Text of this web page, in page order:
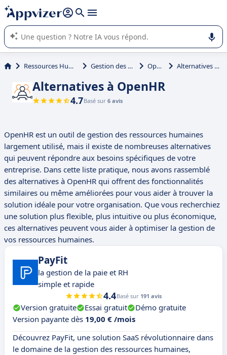
répondre (plusieurs lignes avec
L'IA de Appvizer vous guide dans l'utilisation ou la sélection de
logiciel SaaS en entreprise.
Ressources Humaines (RH) Gestion des employés OpenHR Alternatives à OpenHR
Alternatives à OpenHR
4.7Basé sur 6 avis
OpenHR est un outil de gestion des ressources humaines
largement utilisé, mais il existe de nombreuses alternatives
qui peuvent répondre aux besoins spécifiques de votre
entreprise. Dans cette liste pratique, nous avons rassemblé
des alternatives à OpenHR qui offrent des fonctionnalités
similaires ou même améliorées pour vous aider à trouver la
solution idéale pour votre organisation. Que vous recherchiez
une solution plus flexible, plus intuitive ou plus économique,
ces alternatives peuvent vous aider à optimiser la gestion de
vos ressources humaines.
PayFit
la gestion de la paie et RH
simple et rapide
4.4Basé sur 191 avis
Version gratuite Essai gratuit
Démo gratuite
Version payante dès 19,00 € /mois
Découvrez PayFit, une solution SaaS révolutionnaire dans
le domaine de la gestion des ressources humaines,